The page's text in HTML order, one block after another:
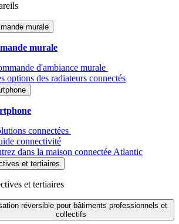
murale
murale
d'ambiance murale
options des radiateurs connectés
connectées
connectivité
dans la maison connectée Atlantic
et tertiaires
et tertiaires
réversible pour bâtiments professionnels et
collectifs